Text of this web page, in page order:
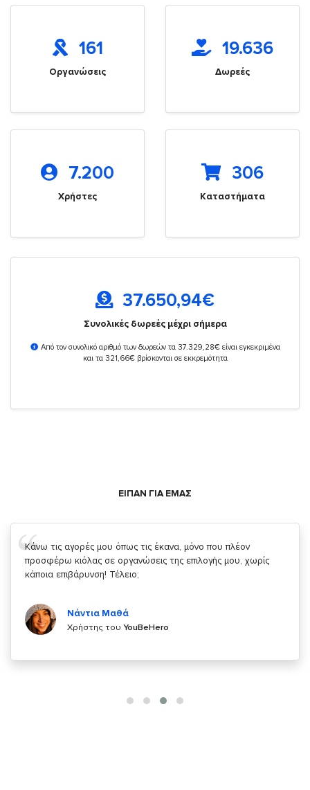
161
Οργανώσεις
19.636
Δωρεές
7.200
Χρήστες
306
Καταστήματα
37.650,94€
Συνολικές δωρεές μέχρι σήμερα
Από τον συνολικό αριθμό των δωρεών τα 37.329,28€ είναι εγκεκριμένα
και τα 321,66€ βρίσκονται σε εκκρεμότητα
ΕΙΠΑΝ ΓΙΑ ΕΜΑΣ
Σας ευχαριστώ που μας δίνετε την δυνατότητα να κάνουμε
κάτι!
Χρήστης τουYouBeHero